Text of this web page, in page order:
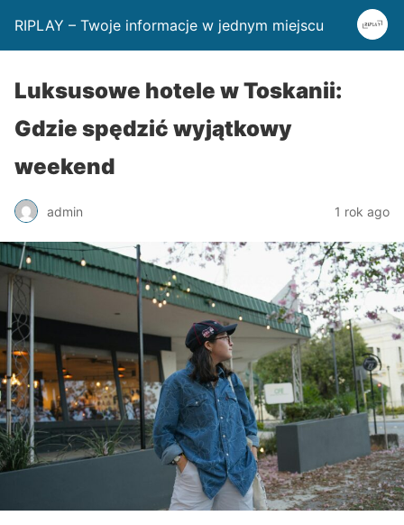
RIPLAY – Twoje informacje w jednym miejscu
Luksusowe hotele w Toskanii:
Gdzie spędzić wyjątkowy
weekend
admin 1 rok ago